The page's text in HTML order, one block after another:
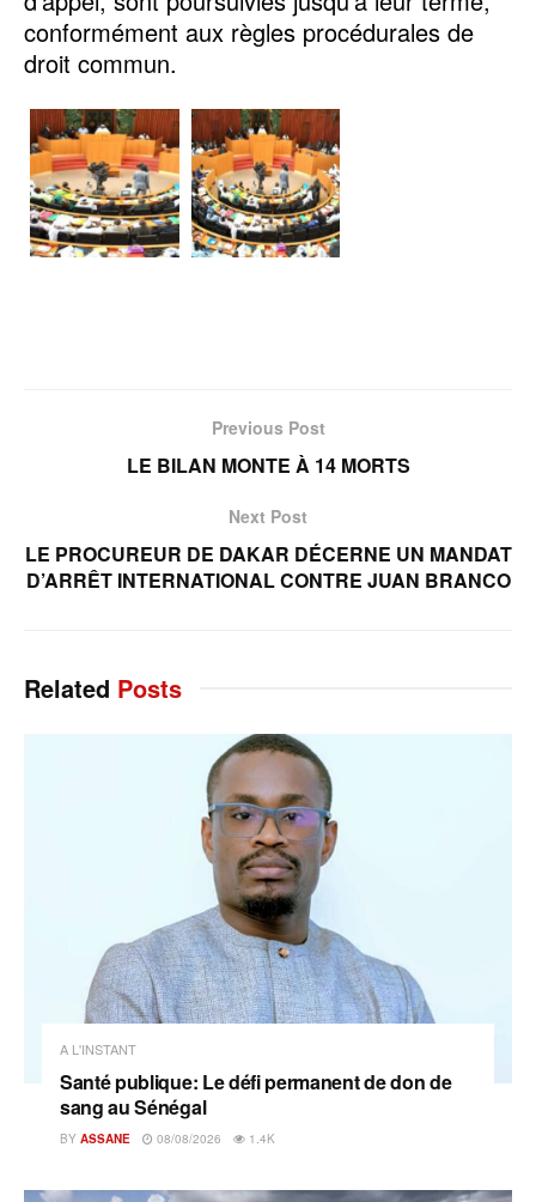
conformément aux règles procédurales de
droit commun.
Previous Post
LE BILAN MONTE À 14 MORTS
Next Post
LE PROCUREUR DE DAKAR DÉCERNE UN MANDAT
D’ARRÊT INTERNATIONAL CONTRE JUAN BRANCO
Related Posts
A L'INSTANT
Santé publique: Le défi permanent de don de
sang au Sénégal
BY ASSANE 08/08/2026 1.4K